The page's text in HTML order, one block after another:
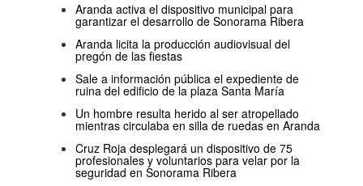
Aranda activa el dispositivo municipal para
garantizar el desarrollo de Sonorama Ribera
Aranda licita la producción audiovisual del
pregón de las fiestas
Sale a información pública el expediente de
ruina del edificio de la plaza Santa María
Un hombre resulta herido al ser atropellado
mientras circulaba en silla de ruedas en Aranda
Cruz Roja desplegará un dispositivo de 75
profesionales y voluntarios para velar por la
seguridad en Sonorama Ribera